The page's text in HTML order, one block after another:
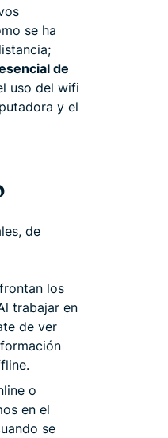
se ha
de
uso del wifi
y el
de
los
trabajar en
de ver
o
en el
se